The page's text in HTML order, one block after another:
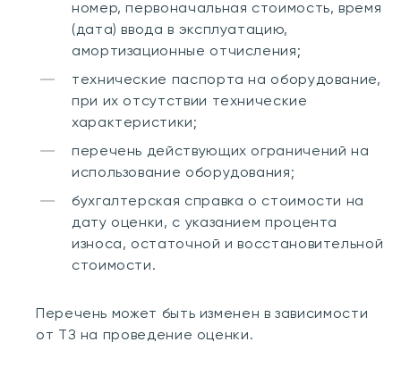
номер, первоначальная стоимость, время
(дата) ввода в эксплуатацию,
амортизационные отчисления;
технические паспорта на оборудование,
при их отсутствии технические
характеристики;
перечень действующих ограничений на
использование оборудования;
бухгалтерская справка о стоимости на
дату оценки, с указанием процента
износа, остаточной и восстановительной
стоимости.
Перечень может быть изменен в зависимости
от ТЗ на проведение оценки.